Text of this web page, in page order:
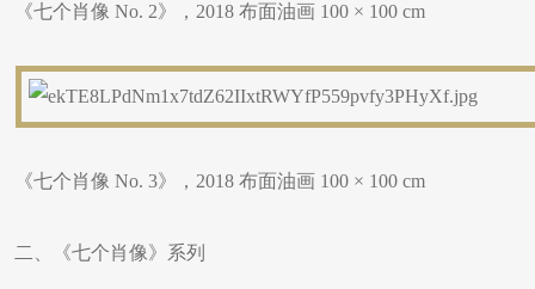
《七个肖像 No. 2》，2018 布面油画 100 × 100 cm
《七个肖像 No. 3》，2018 布面油画 100 × 100 cm
二、《七个肖像》系列